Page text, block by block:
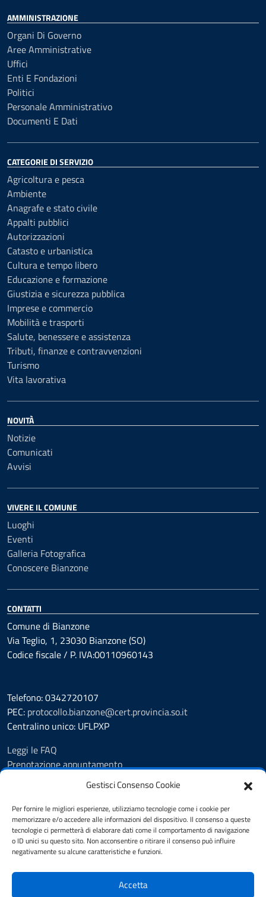
Gestisci Consenso Cookie
Per fornire le migliori esperienze, utilizziamo tecnologie come i cookie per
memorizzare e/o accedere alle informazioni del dispositivo. Il consenso a queste
tecnologie ci permetterà di elaborare dati come il comportamento di navigazione
o ID unici su questo sito. Non acconsentire o ritirare il consenso può influire
negativamente su alcune caratteristiche e funzioni.
Accetta
AMMINISTRAZIONE
Organi Di Governo
Aree Amministrative
Uffici
Enti E Fondazioni
Politici
Personale Amministrativo
Documenti E Dati
CATEGORIE DI SERVIZIO
Agricoltura e pesca
Ambiente
Anagrafe e stato civile
Appalti pubblici
Autorizzazioni
Catasto e urbanistica
Cultura e tempo libero
Educazione e formazione
Giustizia e sicurezza pubblica
Imprese e commercio
Mobilità e trasporti
Salute, benessere e assistenza
Tributi, finanze e contravvenzioni
Turismo
Vita lavorativa
NOVITÀ
Notizie
Comunicati
Avvisi
VIVERE IL COMUNE
Luoghi
Eventi
Galleria Fotografica
Conoscere Bianzone
CONTATTI
Comune di Bianzone
Via Teglio, 1, 23030 Bianzone (SO)
Codice fiscale / P. IVA:00110960143
Telefono: 0342720107
PEC: protocollo.bianzone@cert.provincia.so.it
Centralino unico: UFLPXP
Leggi le FAQ
Prenotazione appuntamento
Segnalazione disservizio
Richiesta assistenza
Pubblicità legale
Albo Pretorio
Amministrazione trasparente
Note legali
Cookie Policy (UE)